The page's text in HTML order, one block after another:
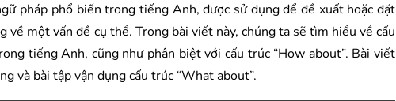
pháp phổ biến trong tiếng Anh, được sử dụng để đề xuất hoặc đặt
về một vấn đề cụ thể. Trong bài viết này, chúng ta sẽ tìm hiểu về cấu
tiếng Anh, cũng như phân biệt với cấu trúc “How about”. Bài viết
và bài tập vận dụng cấu trúc “What about”.